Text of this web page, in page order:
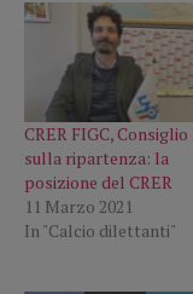
CRER FIGC,
sulla ripartenza: la
posizione del CRER
11 Marzo 2021
In "Calcio dilettanti"